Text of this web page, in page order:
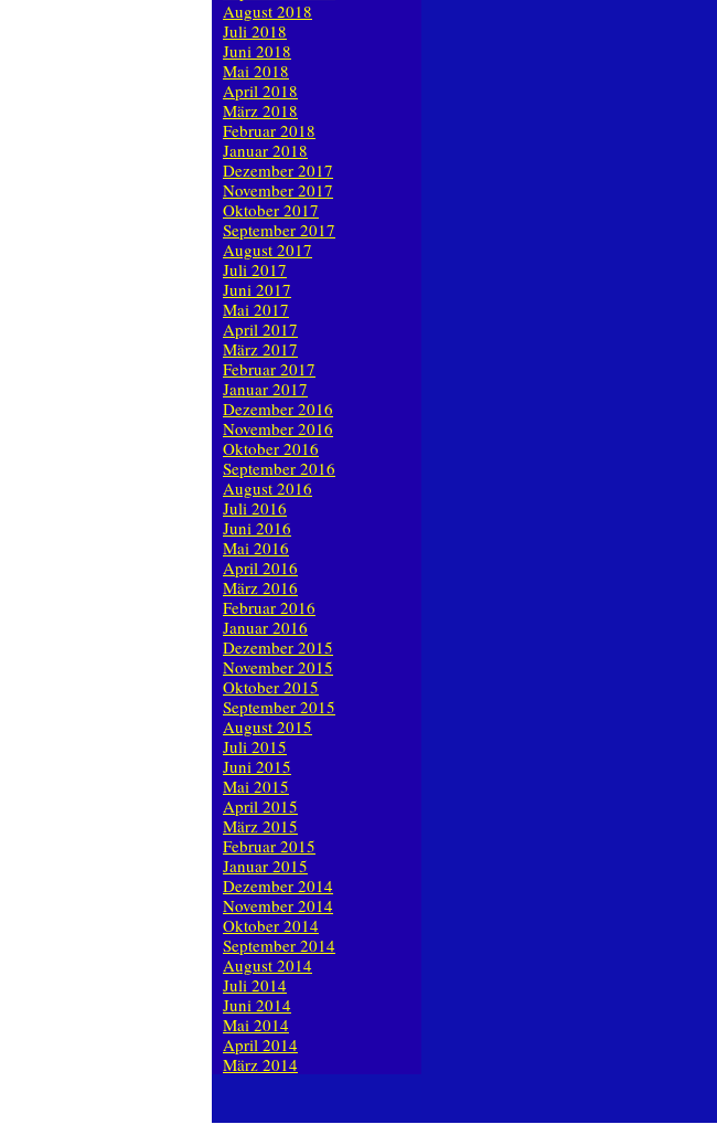
August 2018
Juli 2018
Juni 2018
Mai 2018
April 2018
März 2018
Februar 2018
Januar 2018
Dezember 2017
November 2017
Oktober 2017
September 2017
August 2017
Juli 2017
Juni 2017
Mai 2017
April 2017
März 2017
Februar 2017
Januar 2017
Dezember 2016
November 2016
Oktober 2016
September 2016
August 2016
Juli 2016
Juni 2016
Mai 2016
April 2016
März 2016
Februar 2016
Januar 2016
Dezember 2015
November 2015
Oktober 2015
September 2015
August 2015
Juli 2015
Juni 2015
Mai 2015
April 2015
März 2015
Februar 2015
Januar 2015
Dezember 2014
November 2014
Oktober 2014
September 2014
August 2014
Juli 2014
Juni 2014
Mai 2014
April 2014
März 2014